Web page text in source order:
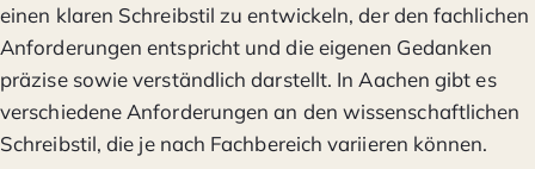
einen klaren Schreibstil zu entwickeln, der den fachlichen
Anforderungen entspricht und die eigenen Gedanken
präzise sowie verständlich darstellt. In Aachen gibt es
verschiedene Anforderungen an den wissenschaftlichen
Schreibstil, die je nach Fachbereich variieren können.